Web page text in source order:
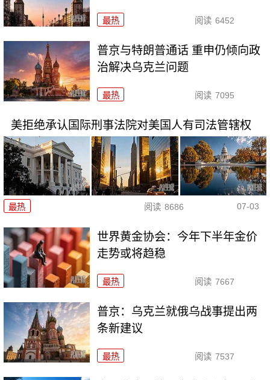
最热 阅读 6452
普京与特朗普通话 重申仍倾向政
治解决乌克兰问题
最热 阅读 7095
美拒绝承认国际刑事法院对美国人有司法管辖权
最热 阅读 8686 07-03
世界黄金协会：今年下半年金价
走势或将趋稳
最热 阅读 7667
普京：乌克兰就俄乌战事提出两
条新建议
最热 阅读 7537